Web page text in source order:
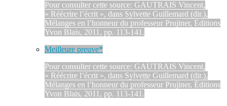
Pour consulter cette source: GAUTRAIS Vincent,
« Réécrire l’écrit », dans Sylvette Guillemard (dir.),
Mélanges en l’honneur du professeur Prujiner, Éditions
Yvon Blais, 2011, pp. 113-141.
Meilleure preuve*
Pour consulter cette source: GAUTRAIS Vincent,
« Réécrire l’écrit », dans Sylvette Guillemard (dir.),
Mélanges en l’honneur du professeur Prujiner, Éditions
Yvon Blais, 2011, pp. 113-141.